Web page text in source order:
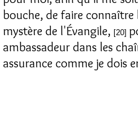
bouche, de faire
mystère de l'Évangile, [20]
ambassadeur dans les
assurance comme je dois